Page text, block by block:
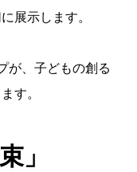
展示します。
が、子どもの創る
す。
」